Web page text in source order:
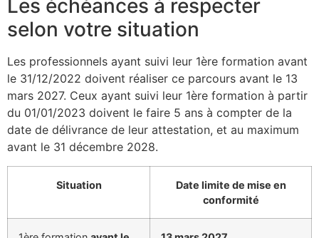
Les échéances à respecter
selon votre situation
Les professionnels ayant suivi leur 1ère formation avant
le 31/12/2022 doivent réaliser ce parcours avant le 13
mars 2027. Ceux ayant suivi leur 1ère formation à partir
du 01/01/2023 doivent le faire 5 ans à compter de la
date de délivrance de leur attestation, et au maximum
avant le 31 décembre 2028.
Situation
Date limite de mise en
conformité